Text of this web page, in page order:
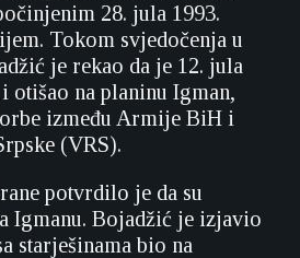
28. jula 1993.
Tokom svjedočenja u
je rekao da je 12. jula
otišao na planinu Igman,
između Armije BiH i
(VRS).
potvrdilo je da su
Igmanu. Bojadžić je izjavio
starješinama bio na